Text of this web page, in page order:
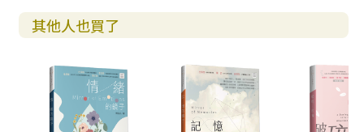
其他人也買了